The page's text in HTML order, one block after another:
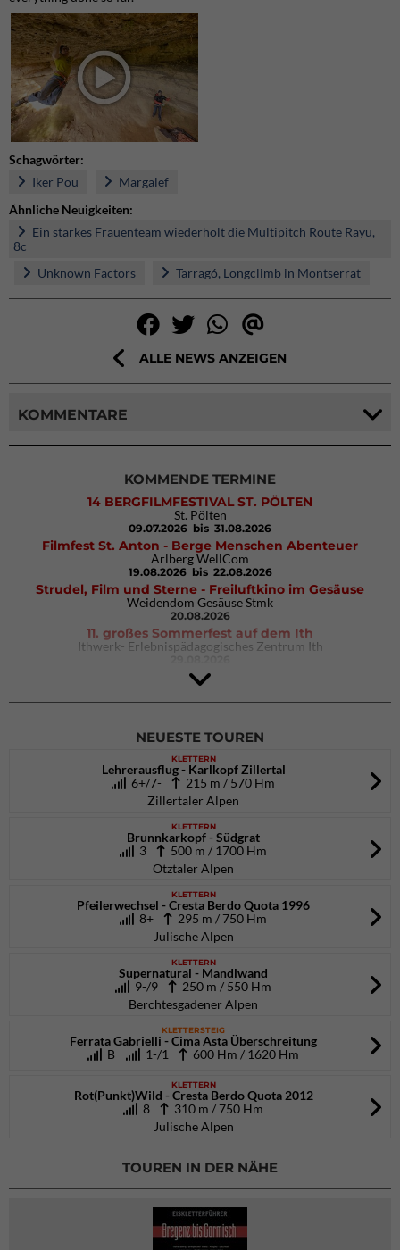
Schagwörter:
Iker Pou
Margalef
Ähnliche Neuigkeiten:
Ein starkes Frauenteam wiederholt die Multipitch Route Rayu,
8c
Unknown Factors
Tarragó, Longclimb in Montserrat
ALLE NEWS ANZEIGEN
KOMMENTARE
KOMMENDE TERMINE
14 BERGFILMFESTIVAL ST. PÖLTEN
St. Pölten
09.07.2026 bis 31.08.2026
Filmfest St. Anton - Berge Menschen Abenteuer
Arlberg WellCom
19.08.2026 bis 22.08.2026
Strudel, Film und Sterne - Freiluftkino im Gesäuse
Weidendom Gesäuse Stmk
20.08.2026
11. großes Sommerfest auf dem Ith
Ithwerk- Erlebnispädagogisches Zentrum Ith
4Blocs KIDS 2026
DAV Kletter- & Boulderzentrum München Süd (Thalkirchen)
26.09.2026
NEUESTE TOUREN
KLETTERN
Lehrerausflug - Karlkopf Zillertal
6+/7-
215 m / 570 Hm
Zillertaler Alpen
KLETTERN
Brunnkarkopf - Südgrat
3
500 m / 1700 Hm
Ötztaler Alpen
KLETTERN
Pfeilerwechsel - Cresta Berdo Quota 1996
8+
295 m / 750 Hm
Julische Alpen
KLETTERN
Supernatural - Mandlwand
9-/9
250 m / 550 Hm
Berchtesgadener Alpen
KLETTERSTEIG
Ferrata Gabrielli - Cima Asta Überschreitung
B
1-/1 600 Hm / 1620 Hm
KLETTERN
Rot(Punkt)Wild - Cresta Berdo Quota 2012
8
310 m / 750 Hm
Julische Alpen
TOUREN IN DER NÄHE